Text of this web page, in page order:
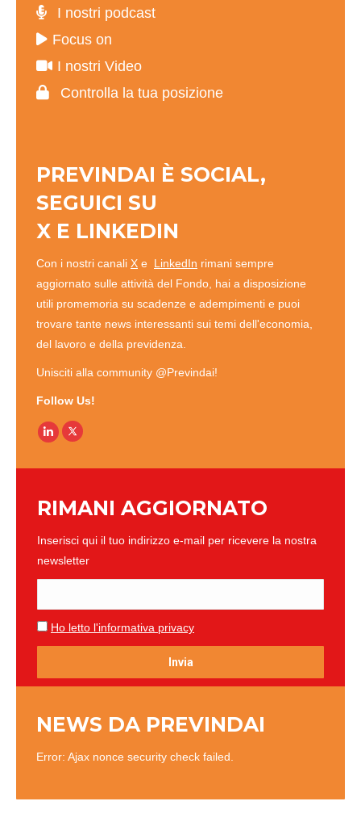
I nostri podcast
Focus on
I nostri Video
Controlla la tua posizione
PREVINDAI È SOCIAL,
SEGUICI SU
X E LINKEDIN
Con i nostri canali X e LinkedIn rimani sempre
aggiornato sulle attività del Fondo, hai a disposizione
utili promemoria su scadenze e adempimenti e puoi
trovare tante news interessanti sui temi dell'economia,
del lavoro e della previdenza.
Unisciti alla community @Previndai!
Follow Us!
Linkedin
RIMANI AGGIORNATO
Inserisci qui il tuo indirizzo e-mail per ricevere la nostra
newsletter
Ho letto l'informativa privacy
NEWS DA PREVINDAI
Error: Ajax nonce security check failed.